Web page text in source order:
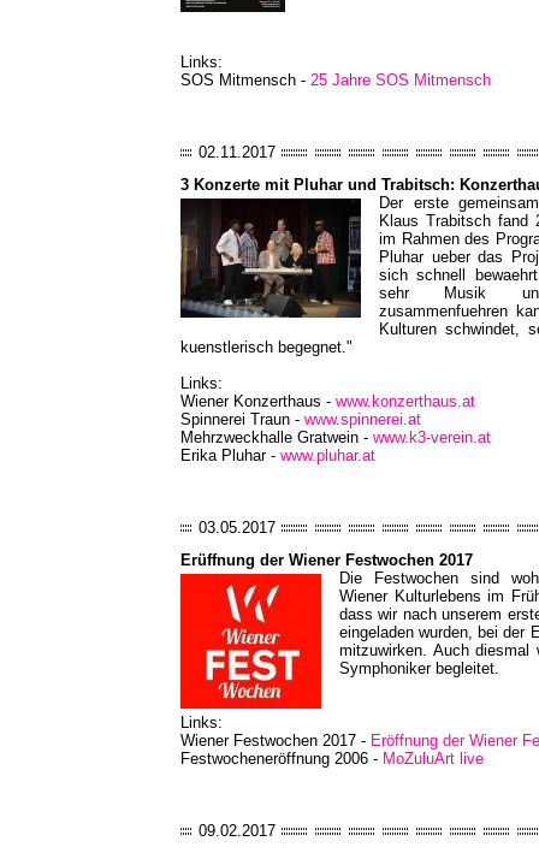
Links:
SOS Mitmensch - 25 Jahre SOS Mitmensch
02.11.2017
3 Konzerte mit Pluhar und Trabitsch:
Der erste
Klaus Trabitsch fand
im Rahmen des
Pluhar ueber das
sich schnell
sehr Musik
zusammenfuehren
Kulturen schwindet,
kuenstlerisch begegnet."
Links:
Wiener Konzerthaus - www.konzerthaus.at
Spinnerei Traun - www.spinnerei.at
Mehrzweckhalle Gratwein - www.k3-verein.at
Erika Pluhar - www.pluhar.at
03.05.2017
Erüffnung der Wiener Festwochen 2017
Die Festwochen sind
Wiener Kulturlebens im
dass wir nach unserem
eingeladen wurden, bei der
mitzuwirken. Auch diesmal
Symphoniker begleitet.
Links:
Wiener Festwochen 2017 - Eröffnung der Wiener
Festwocheneröffnung 2006 - MoZuluArt live
09.02.2017